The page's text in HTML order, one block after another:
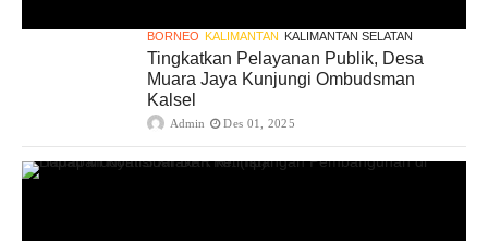
BORNEO KALIMANTAN KALIMANTAN SELATAN
Tingkatkan Pelayanan Publik, Desa
Muara Jaya Kunjungi Ombudsman
Kalsel
Admin Des 01, 2025